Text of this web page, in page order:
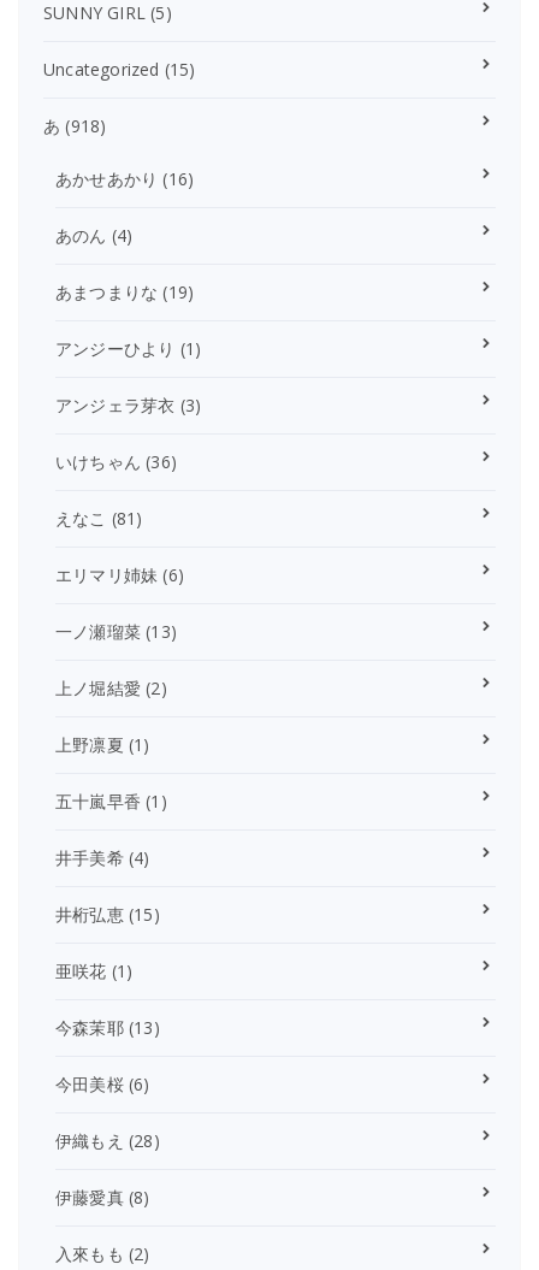
SUNNY GIRL (5)
Uncategorized (15)
あ (918)
あかせあかり (16)
あのん (4)
あまつまりな (19)
アンジーひより (1)
アンジェラ芽衣 (3)
いけちゃん (36)
えなこ (81)
エリマリ姉妹 (6)
一ノ瀬瑠菜 (13)
上ノ堀結愛 (2)
上野凛夏 (1)
五十嵐早香 (1)
井手美希(4)
井桁弘恵(15)
亜咲花 (1)
今森茉耶(13)
今田美桜(6)
伊織もえ (28)
伊藤愛真(8)
入來もも (2)